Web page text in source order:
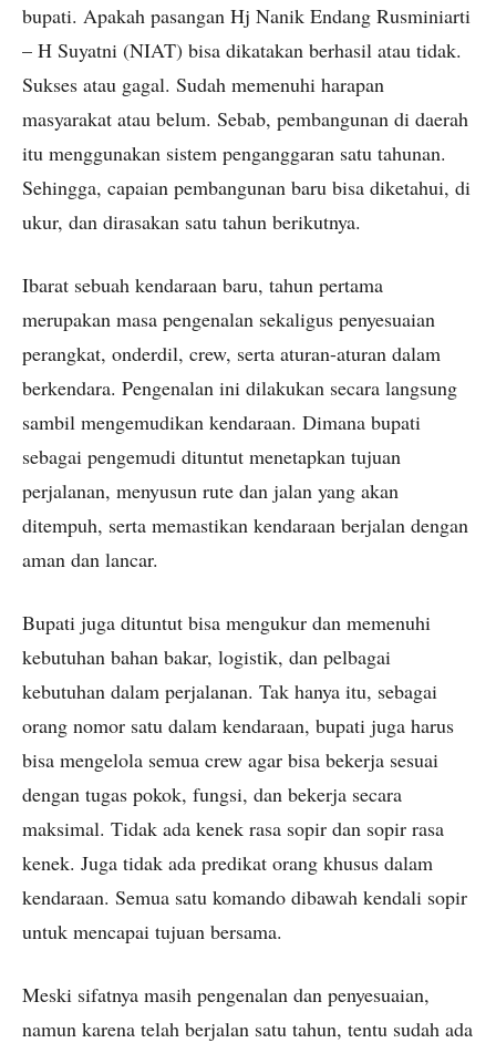
bupati. Apakah pasangan Hj Nanik Endang Rusminiarti
– H Suyatni (NIAT) bisa dikatakan berhasil atau tidak.
Sukses atau gagal. Sudah memenuhi harapan
masyarakat atau belum. Sebab, pembangunan di daerah
itu menggunakan sistem penganggaran satu tahunan.
Sehingga, capaian pembangunan baru bisa diketahui, di
ukur, dan dirasakan satu tahun berikutnya.
Ibarat sebuah kendaraan baru, tahun pertama
merupakan masa pengenalan sekaligus penyesuaian
perangkat, onderdil, crew, serta aturan-aturan dalam
berkendara. Pengenalan ini dilakukan secara langsung
sambil mengemudikan kendaraan. Dimana bupati
sebagai pengemudi dituntut menetapkan tujuan
perjalanan, menyusun rute dan jalan yang akan
ditempuh, serta memastikan kendaraan berjalan dengan
aman dan lancar.
Bupati juga dituntut bisa mengukur dan memenuhi
kebutuhan bahan bakar, logistik, dan pelbagai
kebutuhan dalam perjalanan. Tak hanya itu, sebagai
orang nomor satu dalam kendaraan, bupati juga harus
bisa mengelola semua crew agar bisa bekerja sesuai
dengan tugas pokok, fungsi, dan bekerja secara
maksimal. Tidak ada kenek rasa sopir dan sopir rasa
kenek. Juga tidak ada predikat orang khusus dalam
kendaraan. Semua satu komando dibawah kendali sopir
untuk mencapai tujuan bersama.
Meski sifatnya masih pengenalan dan penyesuaian,
namun karena telah berjalan satu tahun, tentu sudah ada